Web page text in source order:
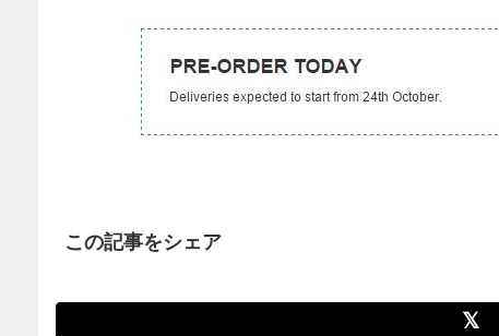
この記事をシェア
𝕏